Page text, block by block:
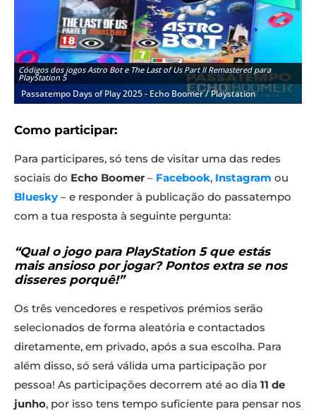
Códigos dos jogos Astro Bot e The Last of Us Part II Remastered para
PlayStation 5
Passatempo Days of Play 2025 - Echo Boomer / Playstation
2.º prémio: Comando sem fios DualSense - Chroma Teal
Passatempo Days of Play 2025 - Echo Boomer / Playstation
Como participar:
Para participares, só tens de visitar uma das redes
sociais do Echo Boomer – Facebook, Instagram ou
Bluesky – e responder à publicação do passatempo
com a tua resposta à seguinte pergunta:
“Qual o jogo para PlayStation 5 que estás
mais ansioso por jogar? Pontos extra se nos
disseres porquê!”
Os três vencedores e respetivos prémios serão
selecionados de forma aleatória e contactados
diretamente, em privado, após a sua escolha. Para
além disso, só será válida uma participação por
pessoa! As participações decorrem até ao dia 11 de
junho, por isso tens tempo suficiente para pensar nos